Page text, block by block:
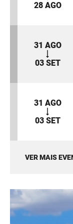
28 AGO
31 AGO
03 SET
31 AGO
03 SET
VER MAIS